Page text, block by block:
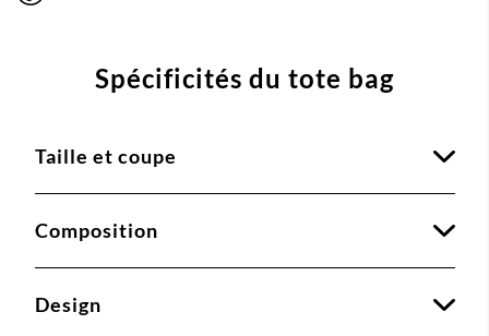
Spécificités du tote bag
Taille et coupe
Composition
Design